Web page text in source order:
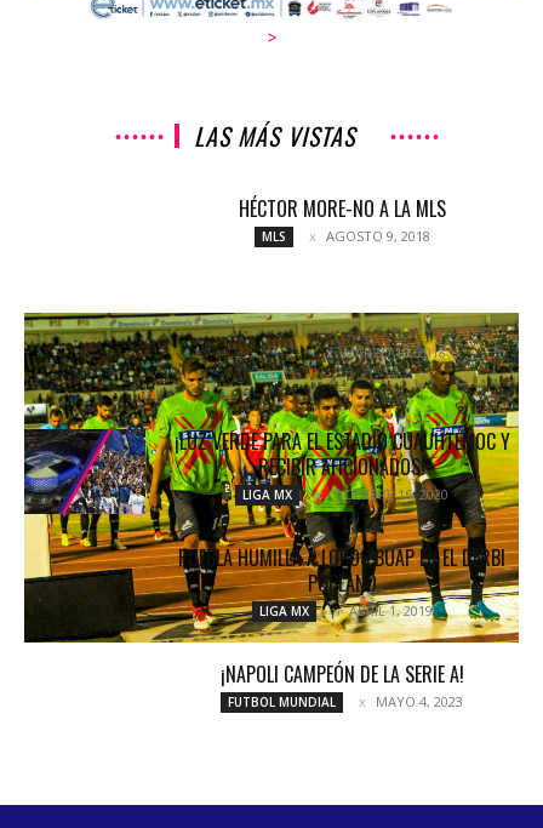
>
LAS MÁS VISTAS
HÉCTOR MORE-NO A LA MLS
MLS AGOSTO 9, 2018
VIVIENDO DE EMPATES
NOTICIAS MARZO 12, 2018
¡LUZ VERDE PARA EL ESTADIO CUAUHTÉMOC Y
RECIBIR AFICIONADOS!
LIGA MX OCTUBRE 16, 2020
PUEBLA HUMILLA A LOBOS BUAP EN EL DERBI
POBLANO
LIGA MX ABRIL 1, 2019
¡NAPOLI CAMPEÓN DE LA SERIE A!
FUTBOL MUNDIAL MAYO 4, 2023